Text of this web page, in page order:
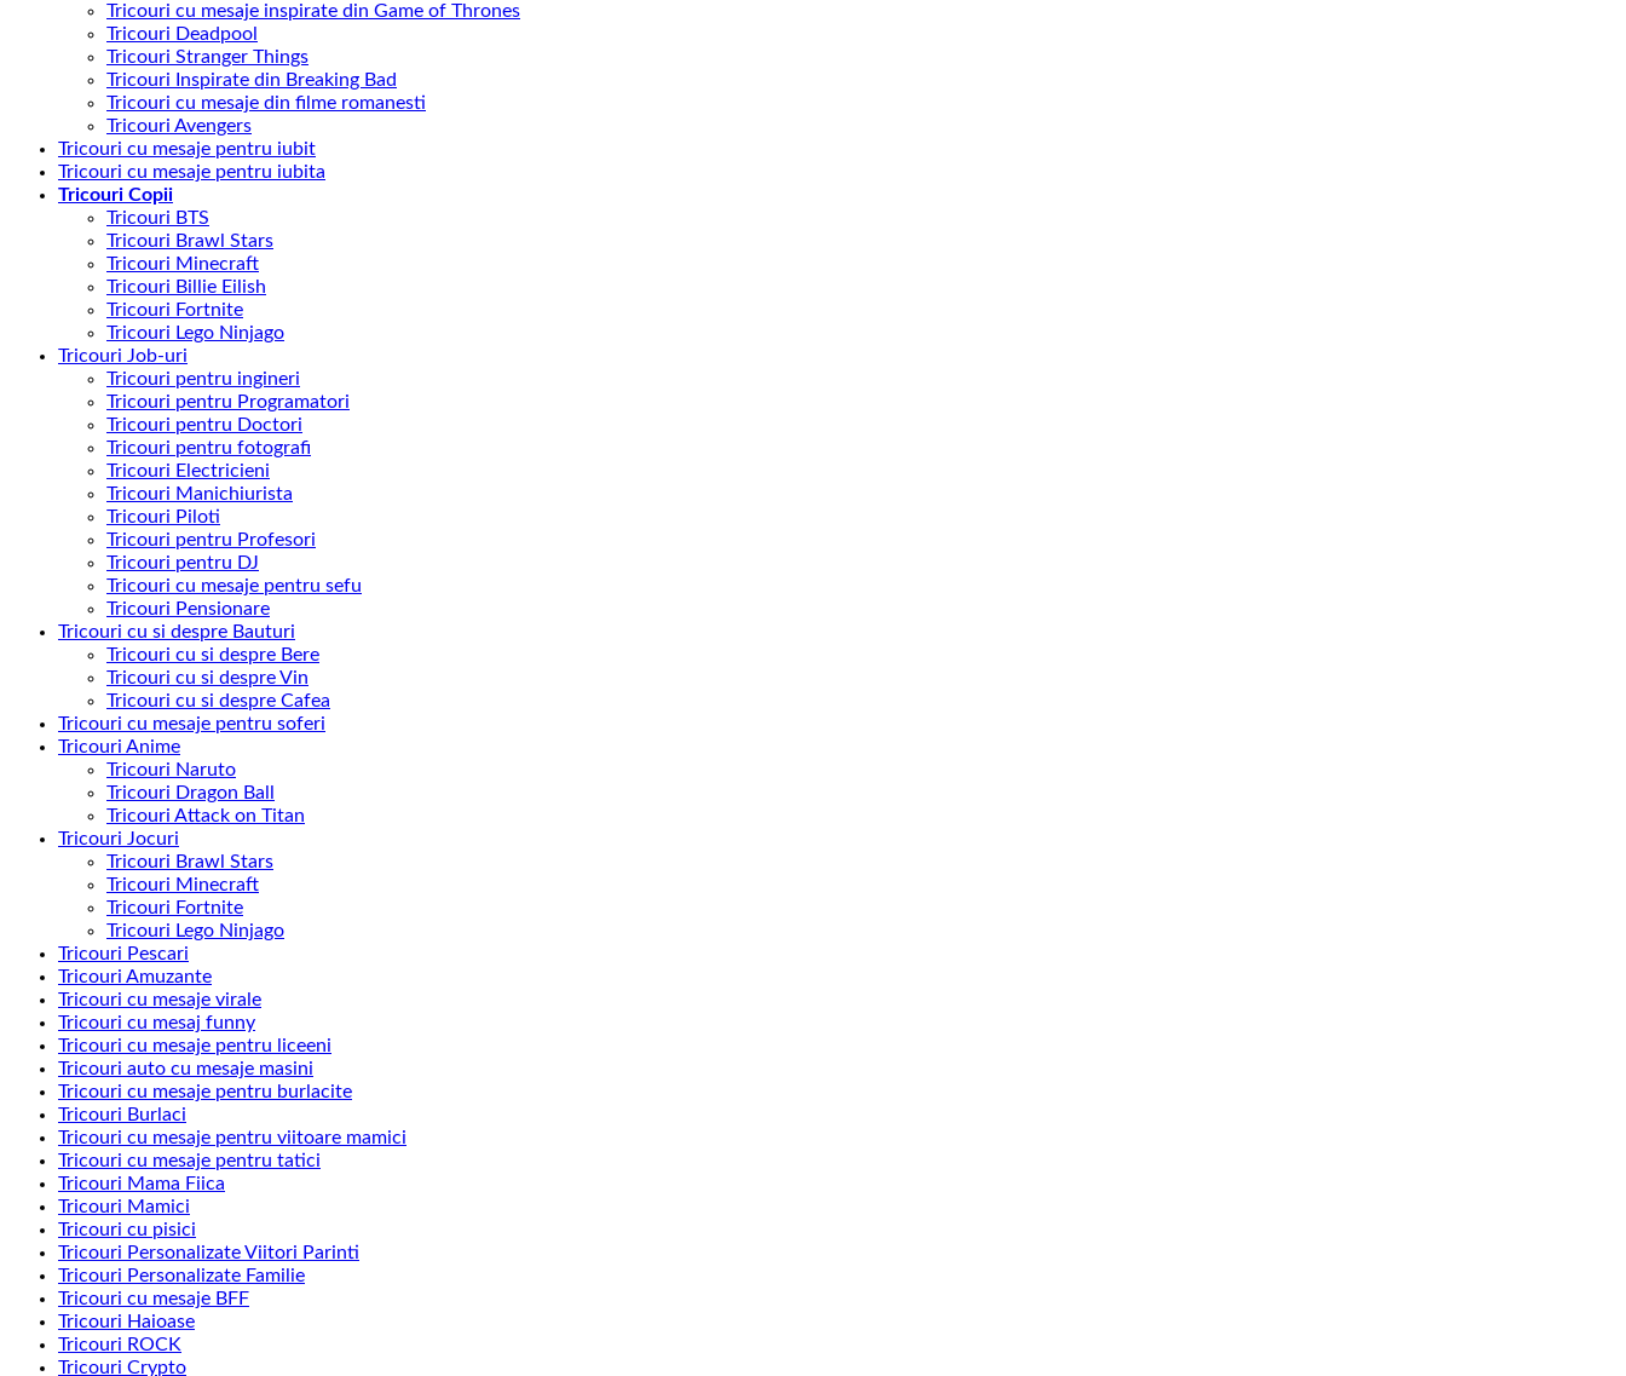
Tricouri cu mesaje inspirate din Game of Thrones
Tricouri Deadpool
Tricouri Stranger Things
Tricouri Inspirate din Breaking Bad
Tricouri cu mesaje din filme romanesti
Tricouri Avengers
Tricouri cu mesaje pentru iubit
Tricouri cu mesaje pentru iubita
Tricouri Copii
Tricouri BTS
Tricouri Brawl Stars
Tricouri Minecraft
Tricouri Billie Eilish
Tricouri Fortnite
Tricouri Lego Ninjago
Tricouri Job-uri
Tricouri pentru ingineri
Tricouri pentru Programatori
Tricouri pentru Doctori
Tricouri pentru fotografi
Tricouri Electricieni
Tricouri Manichiurista
Tricouri Piloti
Tricouri pentru Profesori
Tricouri pentru DJ
Tricouri cu mesaje pentru sefu
Tricouri Pensionare
Tricouri cu si despre Bauturi
Tricouri cu si despre Bere
Tricouri cu si despre Vin
Tricouri cu si despre Cafea
Tricouri cu mesaje pentru soferi
Tricouri Anime
Tricouri Naruto
Tricouri Dragon Ball
Tricouri Attack on Titan
Tricouri Jocuri
Tricouri Brawl Stars
Tricouri Minecraft
Tricouri Fortnite
Tricouri Lego Ninjago
Tricouri Pescari
Tricouri Amuzante
Tricouri cu mesaje virale
Tricouri cu mesaj funny
Tricouri cu mesaje pentru liceeni
Tricouri auto cu mesaje masini
Tricouri cu mesaje pentru burlacite
Tricouri Burlaci
Tricouri cu mesaje pentru viitoare mamici
Tricouri cu mesaje pentru tatici
Tricouri Mama Fiica
Tricouri Mamici
Tricouri cu pisici
Tricouri Personalizate Viitori Parinti
Tricouri Personalizate Familie
Tricouri cu mesaje BFF
Tricouri Haioase
Tricouri ROCK
Tricouri Crypto